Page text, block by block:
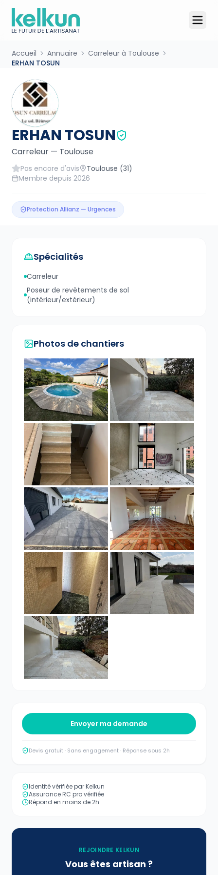
Accueil Annuaire
Carreleur à Toulouse
ERHAN TOSUN
ERHAN TOSUN
Carreleur — Toulouse
Pas encore d'avis Toulouse (31)
Membre depuis 2026
Protection Allianz — Urgences
Spécialités
Carreleur
Poseur de revêtements de sol
(intérieur/extérieur)
Photos de chantiers
Envoyer ma demande
Devis gratuit · Sans engagement · Réponse sous 2h
Identité vérifiée par Kelkun
Assurance RC pro vérifiée
Répond en moins de 2h
REJOINDRE KELKUN
Vous êtes artisan ?